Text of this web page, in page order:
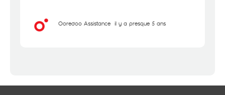
Ooredoo Assistance il y a presque 5 ans